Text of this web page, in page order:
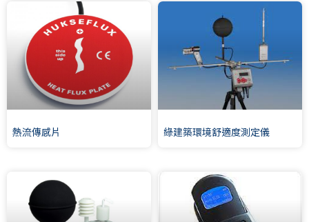
熱流傳感片 綠建築環境舒適度測定儀